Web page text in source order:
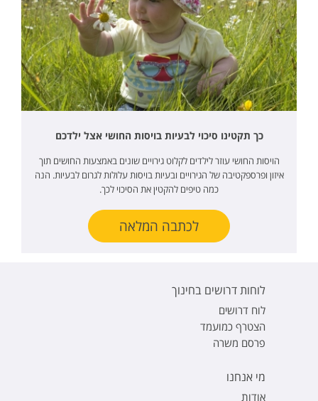
כך תקטינו סיכוי לבעיות בויסות החושי אצל ילדכם
הויסות החושי עוזר לילדים לקלוט גירויים שונים באמצעות החושים תוך
איזון ופרספקטיבה של הגירויים ובעיות בויסות עלולות לגרום לבעיות. הנה
כמה טיפים להקטין את הסיכוי לכך.
לכתבה המלאה
לוחות דרושים בחינוך
לוח דרושים
הצטרף כמועמד
פרסם משרה
מי אנחנו
אודות